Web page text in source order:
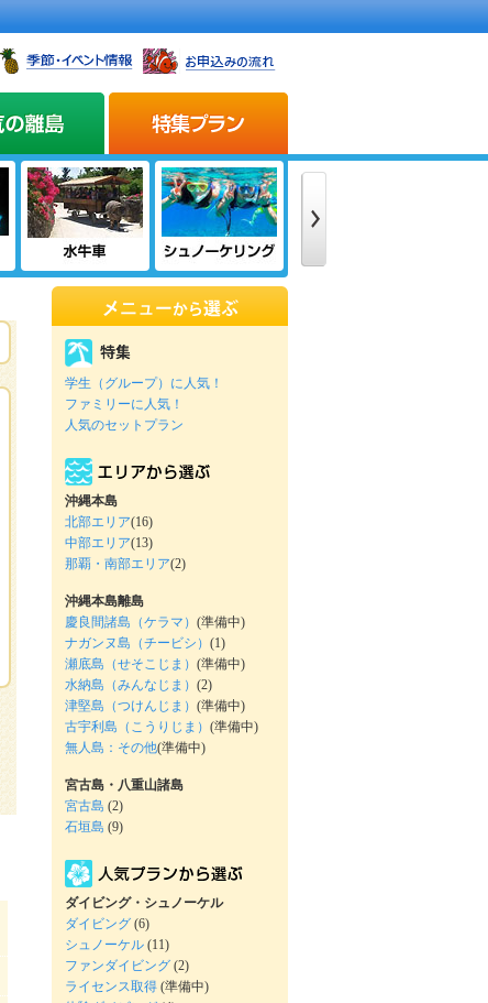
学生（グループ）に人気！
ファミリーに人気！
人気のセットプラン
沖縄本島
北部エリア(16)
中部エリア(13)
那覇・南部エリア(2)
沖縄本島離島
慶良間諸島（ケラマ） (準備中)
ナガンヌ島（チービシ） (1)
瀬底島（せそこじま） (準備中)
水納島（みんなじま） (2)
津堅島（つけんじま） (準備中)
古宇利島（こうりじま） (準備中)
無人島：その他(準備中)
宮古島・八重山諸島
宮古島 (2)
石垣島 (9)
ダイビング・シュノーケル
ダイビング (6)
シュノーケル (11)
ファンダイビング (2)
ライセンス取得 (準備中)